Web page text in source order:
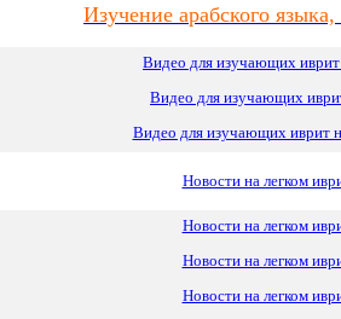
Изучение арабского
Видео для изучающих
Видео для изучающих
Видео для изучающих иврит
Новости на легком
Новости на легком
Новости на легком
Новости на легком